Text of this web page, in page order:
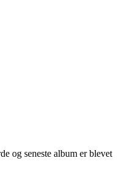
og seneste album er blevet